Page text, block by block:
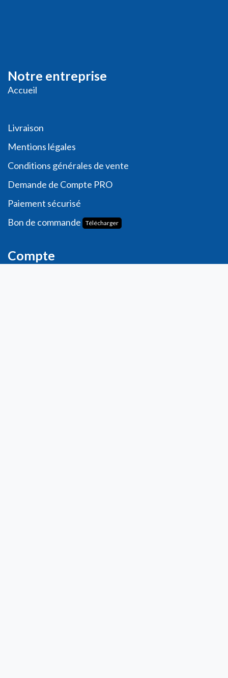
Notre entreprise
Accueil
Livraison
Mentions légales
Conditions générales de vente
Demande de Compte PRO
Paiement sécurisé
Bon de commande
Télécharger
Compte